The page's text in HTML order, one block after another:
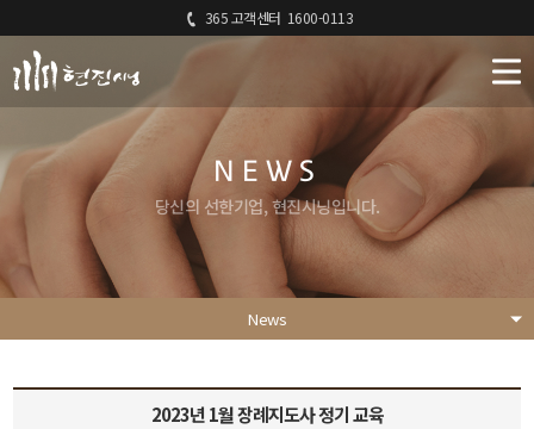
365 고객센터 1600-0113
NEWS
당신의 선한기업, 현진시닝입니다.
News
2023년 1월 장례지도사 정기 교육